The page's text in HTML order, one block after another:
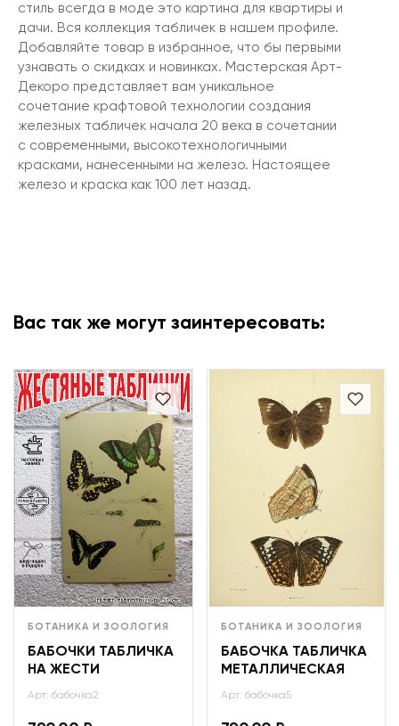
стиль всегда в моде это картина для квартиры и
дачи. Вся коллекция табличек в нашем профиле.
Добавляйте товар в избранное, что бы первыми
узнавать о скидках и новинках. Мастерская Арт-
Декоро представляет вам уникальное
сочетание крафтовой технологии создания
железных табличек начала 20 века в сочетании
с современными, высокотехнологичными
красками, нанесенными на железо. Настоящее
железо и краска как 100 лет назад.
Вас так же могут заинтересовать:
БОТАНИКА И ЗООЛОГИЯ
БАБОЧКИ ТАБЛИЧКА
НА ЖЕСТИ
Арт: бабочка2
БОТАНИКА И ЗООЛОГИЯ
БАБОЧКА ТАБЛИЧКА
МЕТАЛЛИЧЕСКАЯ
Арт: бабочка5